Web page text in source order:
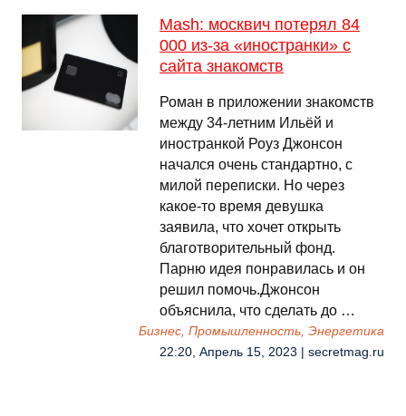
Mash: москвич потерял 84
000 из-за «иностранки» с
сайта знакомств
Роман в приложении знакомств
между 34-летним Ильёй и
иностранкой Роуз Джонсон
начался очень стандартно, с
милой переписки. Но через
какое-то время девушка
заявила, что хочет открыть
благотворительный фонд.
Парню идея понравилась и он
решил помочь.Джонсон
объяснила, что сделать до …
Бизнес, Промышленность, Энергетика
22:20, Апрель 15, 2023 | secretmag.ru